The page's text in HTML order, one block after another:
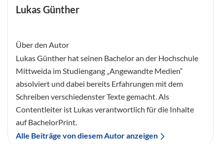
Lukas Günther
Über den Autor
Lukas Günther hat seinen Bachelor an der Hochschule
Mittweida im Studiengang „Angewandte Medien“
absolviert und dabei bereits Erfahrungen mit dem
Schreiben verschiedenster Texte gemacht. Als
Contentleiter ist Lukas verantwortlich für die Inhalte
auf BachelorPrint.
Alle Beiträge von diesem Autor anzeigen